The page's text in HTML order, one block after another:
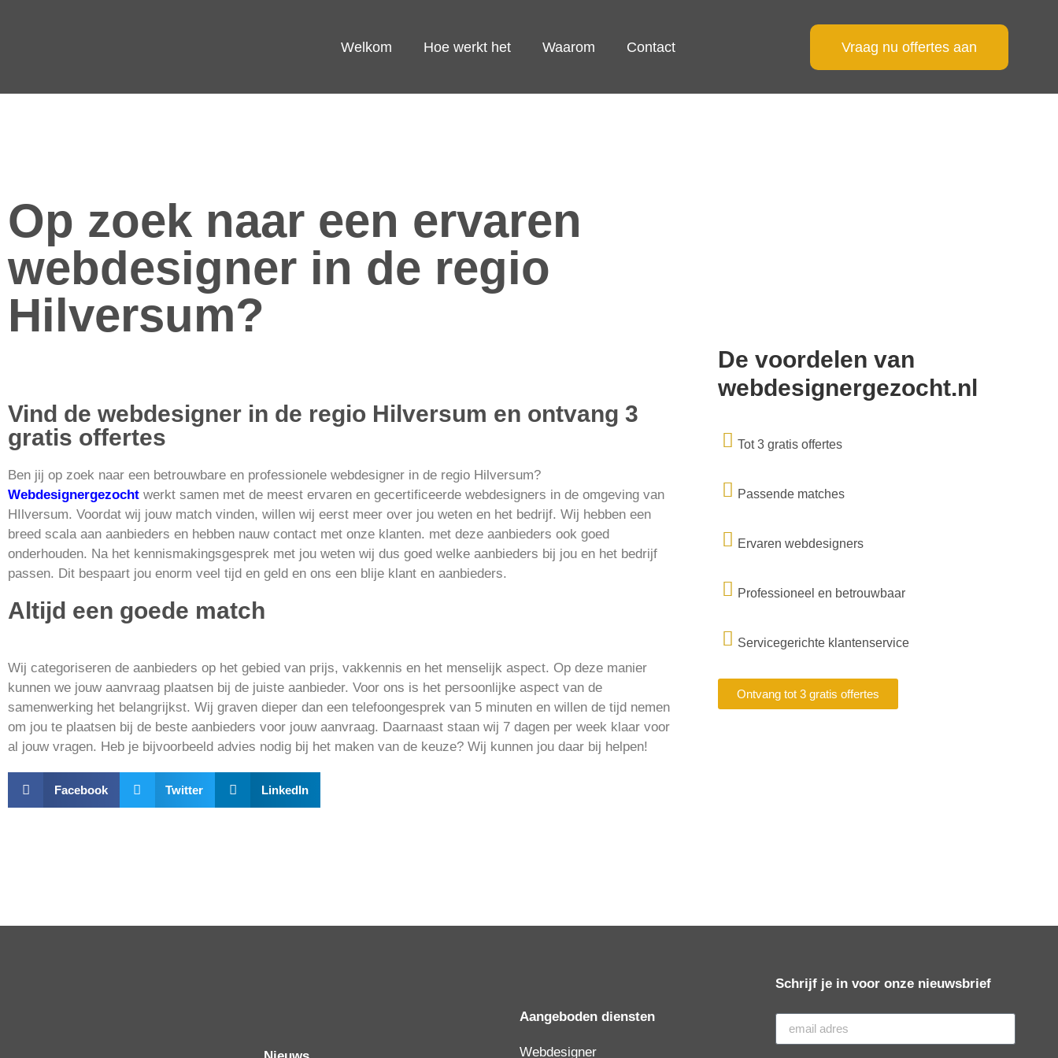
Welkom Hoe werkt het Waarom Contact Vraag nu offertes aan
Op zoek naar een ervaren
webdesigner in de regio
Hilversum?
Vind de webdesigner in de regio Hilversum en ontvang 3
gratis offertes
Ben jij op zoek naar een betrouwbare en professionele webdesigner in de regio Hilversum?
Webdesignergezocht werkt samen met de meest ervaren en gecertificeerde webdesigners in de omgeving van
HIlversum. Voordat wij jouw match vinden, willen wij eerst meer over jou weten en het bedrijf. Wij hebben een
breed scala aan aanbieders en hebben nauw contact met onze klanten. met deze aanbieders ook goed
onderhouden. Na het kennismakingsgesprek met jou weten wij dus goed welke aanbieders bij jou en het bedrijf
passen. Dit bespaart jou enorm veel tijd en geld en ons een blije klant en aanbieders.
Altijd een goede match
Wij categoriseren de aanbieders op het gebied van prijs, vakkennis en het menselijk aspect. Op deze manier
kunnen we jouw aanvraag plaatsen bij de juiste aanbieder. Voor ons is het persoonlijke aspect van de
samenwerking het belangrijkst. Wij graven dieper dan een telefoongesprek van 5 minuten en willen de tijd nemen
om jou te plaatsen bij de beste aanbieders voor jouw aanvraag. Daarnaast staan wij 7 dagen per week klaar voor
al jouw vragen. Heb je bijvoorbeeld advies nodig bij het maken van de keuze? Wij kunnen jou daar bij helpen!
Facebook Twitter LinkedIn
De voordelen van
webdesignergezocht.nl
Tot 3 gratis offertes
Passende matches
Ervaren webdesigners
Professioneel en betrouwbaar
Servicegerichte klantenservice
Ontvang tot 3 gratis offertes
Aangeboden diensten
Webdesigner
Schrijf je in voor onze nieuwsbrief